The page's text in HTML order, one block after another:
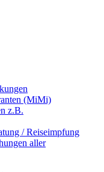
(MiMi)
z.B.
/ Reiseimpfung
aller